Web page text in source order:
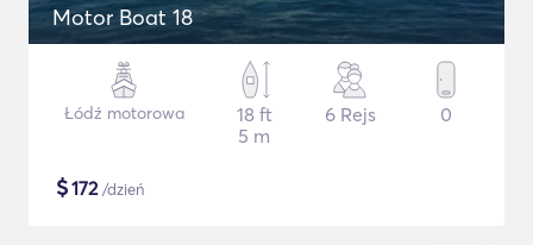
Motor Boat 18
Łódź motorowa
18 ft
5 m
6 Rejs 0
$172/dzień